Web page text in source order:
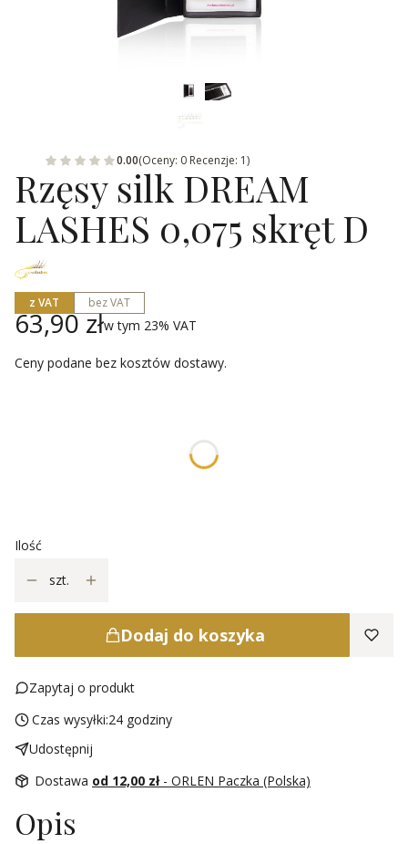
0.00(Oceny: 0 Recenzje: 1)
Rzęsy silk DREAM
LASHES 0,075 skręt D
z VAT bez VAT
Cena
63,90 złw tym 23% VAT
w tym 23% VAT
Ceny podane bez kosztów dostawy.
Ilość
szt.
Dodaj do koszyka
Zapytaj o produkt
Czas wysyłki:24 godziny
Udostępnij
Dostawa od 12,00 zł - ORLEN Paczka (Polska)
Opis